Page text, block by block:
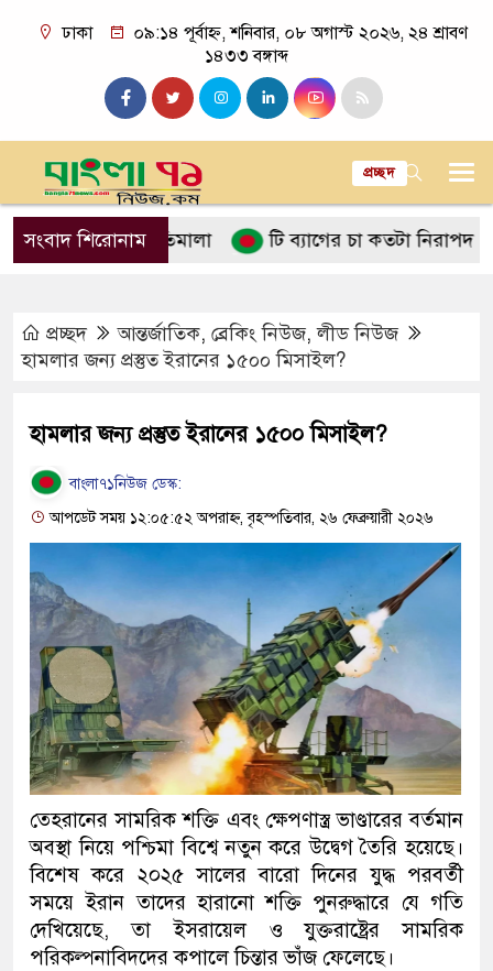
ঢাকা
০৯:১৪ পূর্বাহ্ন, শনিবার, ০৮ অগাস্ট ২০২৬, ২৪ শ্রাবণ
১৪৩৩ বঙ্গাব্দ
প্রচ্ছদ
সংবাদ শিরোনাম
নীতিমালা টি ব্যাগের চা কতটা নিরাপদ
প্রচ্ছদ আন্তর্জাতিক, ব্রেকিং নিউজ,লীড নিউজ
হামলার জন্য প্রস্তুত ইরানের ১৫০০ মিসাইল?
হামলার জন্য প্রস্তুত ইরানের ১৫০০ মিসাইল?
বাংলা৭১নিউজ ডেস্ক:
আপডেট সময় ১২:০৫:৫২ অপরাহ্ন, বৃহস্পতিবার, ২৬ ফেব্রুয়ারী ২০২৬
তেহরানের সামরিক শক্তি এবং ক্ষেপণাস্ত্র ভাণ্ডারের বর্তমান
অবস্থা নিয়ে পশ্চিমা বিশ্বে নতুন করে উদ্বেগ তৈরি হয়েছে।
বিশেষ করে ২০২৫ সালের বারো দিনের যুদ্ধ পরবর্তী
সময়ে ইরান তাদের হারানো শক্তি পুনরুদ্ধারে যে গতি
দেখিয়েছে, তা ইসরায়েল ও যুক্তরাষ্ট্রের সামরিক
পরিকল্পনাবিদদের কপালে চিন্তার ভাঁজ ফেলেছে।